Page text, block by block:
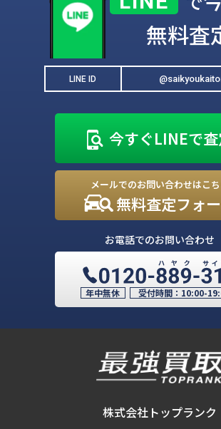
無料査
LINE ID
今すぐLINEで
メールでのお問い合わせはこ
無料査定フォ
お電話でのお問い合わせ
年中無休 受付時間： 10:00-
株式会社トップランク